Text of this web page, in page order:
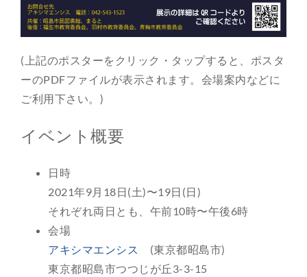
(上記のポスターをクリック・タップすると、ポスタ
ーのPDFファイルが表示されます。会場案内などに
ご利用下さい。)
イベント概要
日時
2021年9月18日(土)〜19日(日)
それぞれ両日とも、午前10時〜午後6時
会場
アキシマエンシス
(東京都昭島市)
東京都昭島市つつじが丘3-3-15